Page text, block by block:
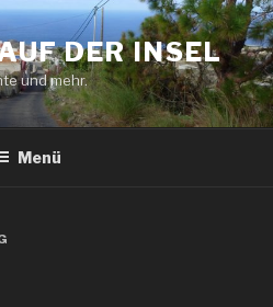
DER INSEL
und mehr.
Menü